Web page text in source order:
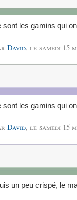
sont les gamins qui
David, le samedi 15
sont les gamins qui
David, le samedi 15
un peu crispé, le